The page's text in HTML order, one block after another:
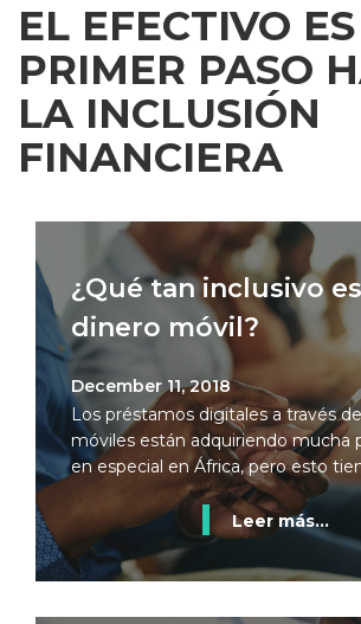
EL EFECTIVO
PRIMER PASO
LA INCLUSIÓN
FINANCIERA
¿Qué tan inclusivo es
dinero móvil?
December 11, 2018
Los préstamos digitales a través
móviles están adquiriendo mucha
en especial en África, pero esto
Leer más...